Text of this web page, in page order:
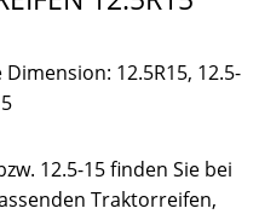
12.5R15, 12.5-
12.5-15 finden Sie bei
Traktorreifen,